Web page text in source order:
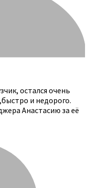
остался очень
и недорого.
Анастасию за её